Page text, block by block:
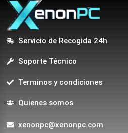
Servicio de Recogida 24h
Soporte Técnico
Terminos y condiciones
Quienes somos
xenonpc@xenonpc.com